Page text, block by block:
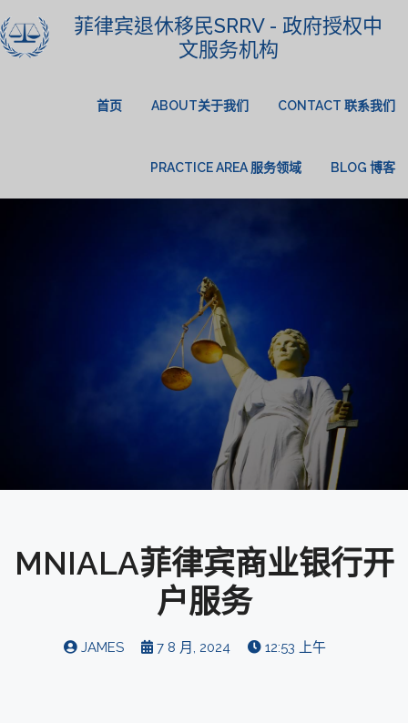
菲律宾退休移民SRRV - 政府授权中
文服务机构
首页 ABOUT关于我们 CONTACT 联系我们
PRACTICE AREA 服务领域 BLOG 博客
MNIALA菲律宾商业银行开
户服务
JAMES 7 8 月, 2024 12:53 上午